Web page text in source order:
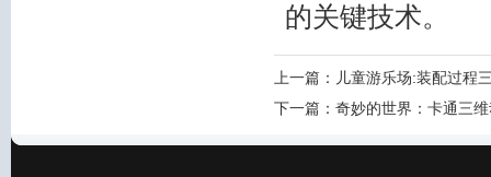
的关键技术。
上一篇： 儿童游乐场:装配过程
下一篇： 奇妙的世界：卡通三